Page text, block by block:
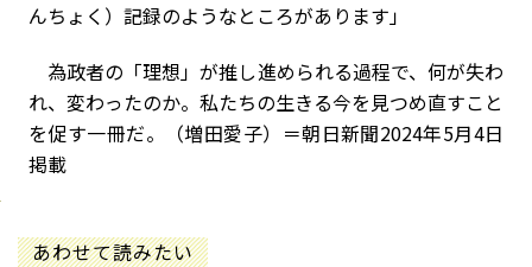
んちょく）記録のようなところがあります」
為政者の「理想」が推し進められる過程で、何が失わ
れ、変わったのか。私たちの生きる今を見つめ直すこと
を促す一冊だ。（増田愛子）＝朝日新聞2024年5月4日
掲載
あわせて読みたい